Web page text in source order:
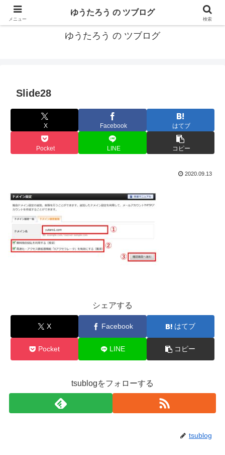
カリフォルニアMBA卒40代がMBA・キャリアとEコマースについて発信
ゆうたろう の ツブログ
Slide28
X Facebook はてブ
Pocket LINE コピー
2020.09.13
シェアする
X Facebook はてブ
Pocket LINE コピー
tsublogをフォローする
tsublog
メニュー
ゆうたろう の ツブログ
検索